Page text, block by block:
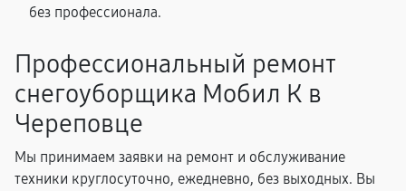
без профессионала.
Профессиональный ремонт
снегоуборщика Мобил К в
Череповце
Мы принимаем заявки на ремонт и обслуживание
техники круглосуточно, ежедневно, без выходных. Вы